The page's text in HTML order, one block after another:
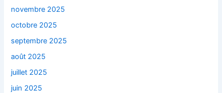
novembre 2025
octobre 2025
septembre 2025
août 2025
juillet 2025
juin 2025